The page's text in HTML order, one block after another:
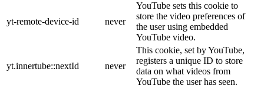
yt-remote-device-id never
YouTube sets this cookie to
store the video preferences of
the user using embedded
YouTube video.
yt.innertube::nextId never
This cookie, set by YouTube,
registers a unique ID to store
data on what videos from
YouTube the user has seen.